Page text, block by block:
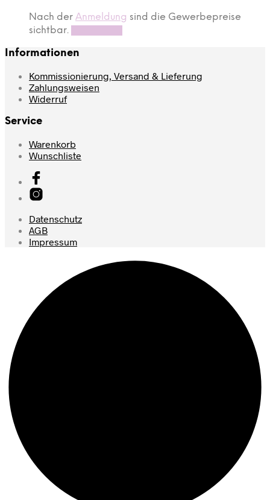
Nach der Anmeldung sind die Gewerbepreise
sichtbar.
Informationen
Kommissionierung, Versand & Lieferung
Zahlungsweisen
Widerruf
Service
Warenkorb
Wunschliste
Datenschutz
AGB
Impressum